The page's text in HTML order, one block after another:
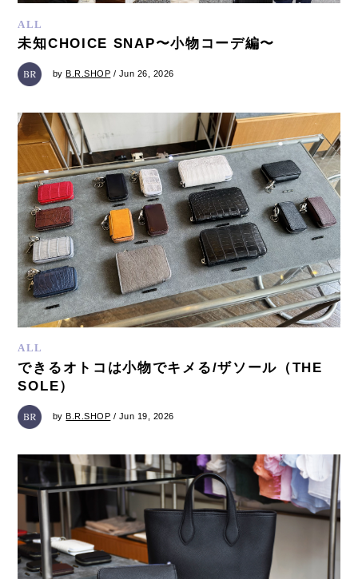
ALL
未知CHOICE SNAP〜小物コーデ編〜
byB.R.SHOP / Jun 26, 2026
ALL
できるオトコは小物でキメる/ザソール（THE
SOLE）
byB.R.SHOP / Jun 19, 2026